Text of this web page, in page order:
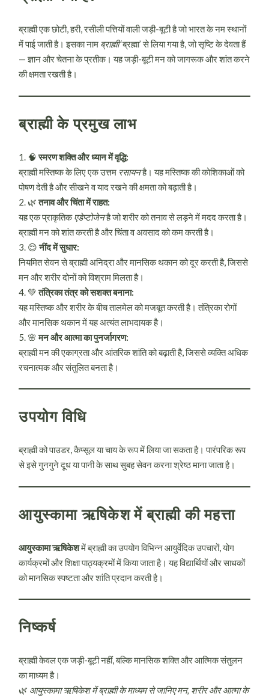
ब्राह्मी एक छोटी, हरी, रसीली पत्तियों वाली जड़ी-बूटी है जो भारत के नम स्थानों
में पाई जाती है। इसका नाम ब्राह्मी‘ब्रह्मा’ से लिया गया है, जो सृष्टि के देवता हैं
— ज्ञान और चेतना के प्रतीक। यह जड़ी-बूटी मन को जागरूक और शांत करने
की क्षमता रखती है।
ब्राह्मी के प्रमुख लाभ
🧠स्मरण शक्ति और ध्यान में वृद्धि:
ब्राह्मी मस्तिष्क के लिए एक उत्तम रसायनहै। यह मस्तिष्क की कोशिकाओं को
पोषण देती है और सीखने व याद रखने की क्षमता को बढ़ाती है।
🌿तनाव और चिंता में राहत:
यह एक प्राकृतिकएडेप्टोजेनहै जो शरीर को तनाव से लड़ने में मदद करता है।
ब्राह्मी मन को शांत करती है और चिंता व अवसाद को कम करती है।
😌नींद में सुधार:
नियमित सेवन से ब्राह्मी अनिद्रा और मानसिक थकान को दूर करती है, जिससे
मन और शरीर दोनों को विश्राम मिलता है।
💚तंत्रिका तंत्र को सशक्त बनाना:
यह मस्तिष्क और शरीर के बीच तालमेल को मजबूत करती है। तंत्रिका रोगों
और मानसिक थकान में यह अत्यंत लाभदायक है।
🌸मन और आत्मा का पुनर्जागरण:
ब्राह्मी मन की एकाग्रता और आंतरिक शांति को बढ़ाती है, जिससे व्यक्ति अधिक
रचनात्मक और संतुलित बनता है।
उपयोग विधि
ब्राह्मी को पाउडर, कैप्सूल या चाय के रूप में लिया जा सकता है। पारंपरिक रूप
से इसे गुनगुने दूध या पानी के साथ सुबह सेवन करना श्रेष्ठ माना जाता है।
आयुस्कामा ऋषिकेश में ब्राह्मी की महत्ता
आयुस्कामा ऋषिकेशमें ब्राह्मी का उपयोग विभिन्न आयुर्वेदिक उपचारों, योग
कार्यक्रमों और शिक्षा पाठ्यक्रमों में किया जाता है। यह विद्यार्थियों और साधकों
को मानसिक स्पष्टता और शांति प्रदान करती है।
निष्कर्ष
ब्राह्मी केवल एक जड़ी-बूटी नहीं, बल्कि मानसिक शक्ति और आत्मिक संतुलन
का माध्यम है।
🌿 आयुस्कामा ऋषिकेश में ब्राह्मी के माध्यम से जानिए मन, शरीर और आत्मा के